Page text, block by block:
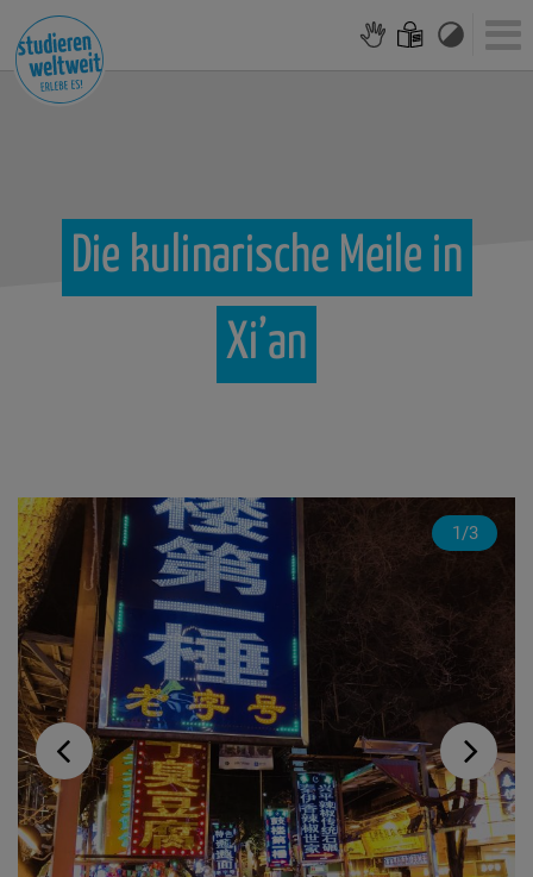
Die kulinarische Meile in
Xi’an
1/3